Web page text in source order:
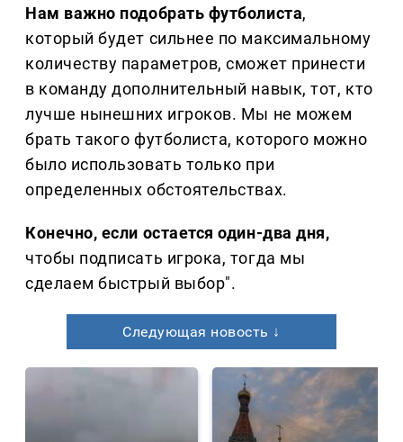
Нам важно подобрать футболиста,
который будет сильнее по максимальному
количеству параметров, сможет принести
в команду дополнительный навык, тот, кто
лучше нынешних игроков. Мы не можем
брать такого футболиста, которого можно
было использовать только при
определенных обстоятельствах.
Конечно, если остается один-два дня,
чтобы подписать игрока, тогда мы
сделаем быстрый выбор".
Следующая новость ↓